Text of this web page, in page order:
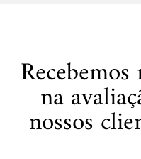
na
nossos